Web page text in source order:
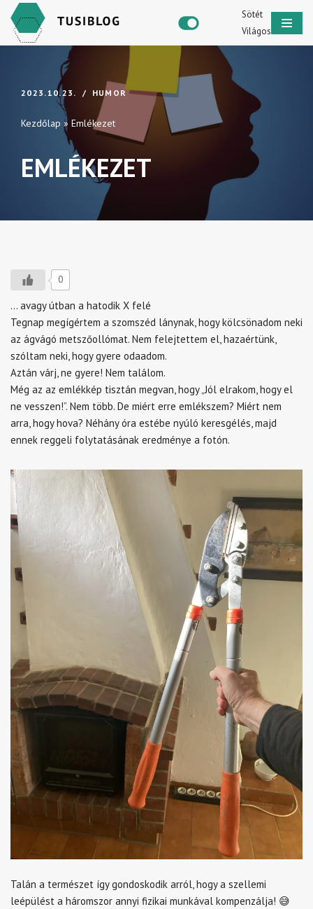
Skip
Sötét
Világos
2023.10.23. HUMOR
Kezdőlap » Emlékezet
EMLÉKEZET
0
… avagy útban a hatodik X felé
Tegnap megígértem a szomszéd lánynak, hogy kölcsönadom neki
az ágvágó metszőollómat. Nem felejtettem el, hazaértünk,
szóltam neki, hogy gyere odaadom.
Aztán várj, ne gyere! Nem találom.
Még az az emlékkép tisztán megvan, hogy „Jól elrakom, hogy el
ne vesszen!”. Nem több. De miért erre emlékszem? Miért nem
arra, hogy hova? Néhány óra estébe nyúló keresgélés, majd
ennek reggeli folytatásának eredménye a fotón.
Talán a természet így gondoskodik arról, hogy a szellemi
leépülést a háromszor annyi fizikai munkával kompenzálja! 😅